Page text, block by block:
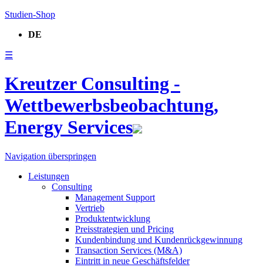
Studien-Shop
DE
☰
Kreutzer Consulting -
Wettbewerbsbeobachtung,
Energy Services
Navigation überspringen
Leistungen
Consulting
Management Support
Vertrieb
Produktentwicklung
Preisstrategien und Pricing
Kundenbindung und Kundenrückgewinnung
Transaction Services (M&A)
Eintritt in neue Geschäftsfelder